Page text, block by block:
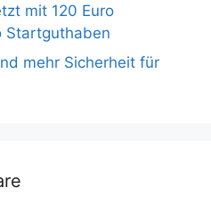
mit 120 Euro
Startguthaben
mehr Sicherheit für